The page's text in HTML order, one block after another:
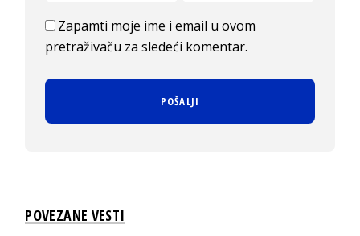
Zapamti moje ime i email u ovom
pretraživaču za sledeći komentar.
POVEZANE VESTI